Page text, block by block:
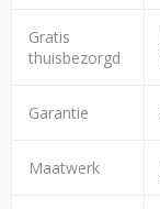
Gratis
thuisbezorgd
Garantie
Maatwerk